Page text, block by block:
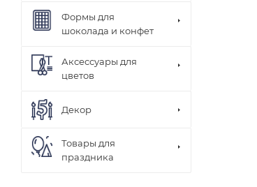
Формы для
шоколада и конфет
Аксессуары для
цветов
Декор
Товары для
праздника